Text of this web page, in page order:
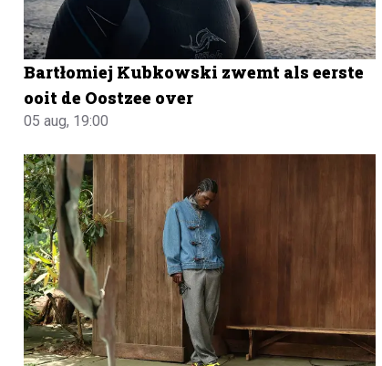
Bartłomiej Kubkowski zwemt als eerste
ooit de Oostzee over
05 aug, 19:00